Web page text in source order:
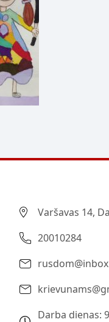
Varšavas 14,
20010284
Darba dienas: